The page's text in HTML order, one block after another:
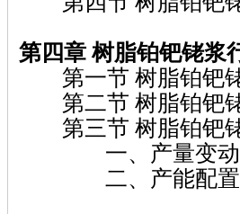
第四章 树脂铂钯铑浆
第一节 树脂铂钯
第二节 树脂铂钯
第三节 树脂铂钯
一、产量变动
二、产能配置与